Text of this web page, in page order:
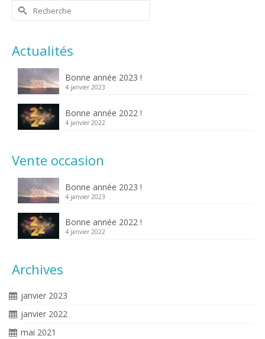
Rechercher :
Actualités
Bonne année 2023 !
4 janvier 2023
Bonne année 2022 !
4 janvier 2022
Vente occasion
Bonne année 2023 !
4 janvier 2023
Bonne année 2022 !
4 janvier 2022
Archives
janvier 2023
janvier 2022
mai 2021